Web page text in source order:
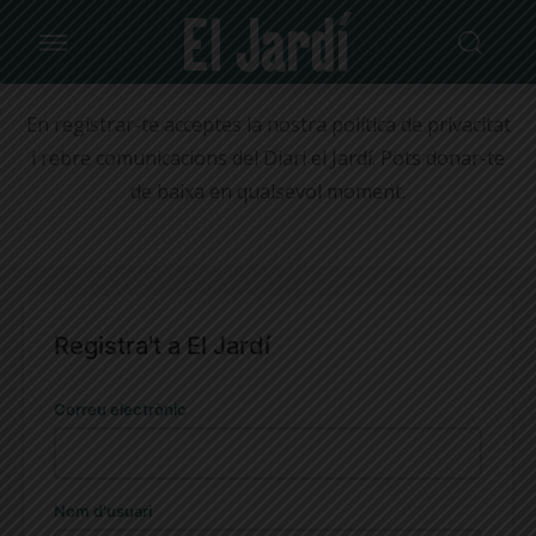
En registrar-te acceptes la nostra política de privacitat
i rebre comunicacions del Diari el Jardí. Pots donar-te
de baixa en qualsevol moment.
Registra't a El Jardí
Correu electrònic
Nom d'usuari